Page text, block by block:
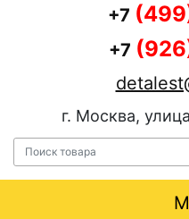
+7
+7
г. Москва,